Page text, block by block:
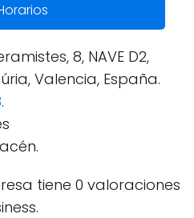
8, NAVE D2,
Valencia, España.
.
tiene 0 valoraciones